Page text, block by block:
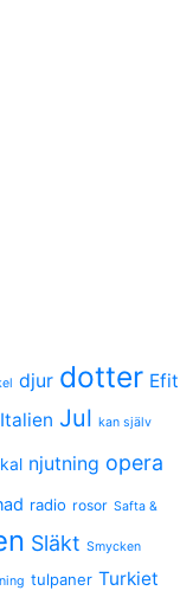
djur dotter Efit
Italien Jul kan själv
njutning opera
radio rosor Safta &
Släkt Smycken
tulpaner Turkiet